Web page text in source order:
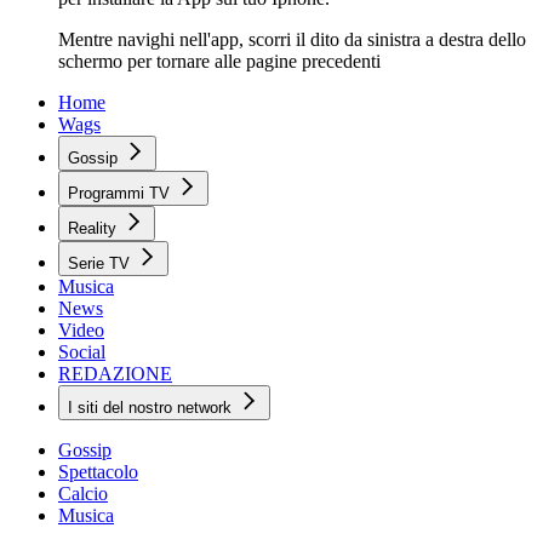
Mentre navighi nell'app, scorri il dito da sinistra a destra dello
schermo per tornare alle pagine precedenti
Home
Wags
Gossip
Programmi TV
Reality
Serie TV
Musica
News
Video
Social
REDAZIONE
I siti del nostro network
Gossip
Spettacolo
Calcio
Musica